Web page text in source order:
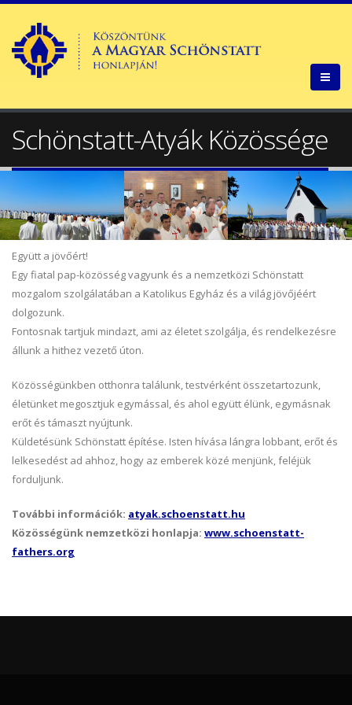
Schönstatt-Atyák Közössége
Együtt a jövőért!
Egy fiatal pap-közösség vagyunk és a nemzetközi Schönstatt
mozgalom szolgálatában a Katolikus Egyház és a világ jövőjéért
dolgozunk.
Fontosnak tartjuk mindazt, ami az életet szolgálja, és rendelkezésre
állunk a hithez vezető úton.
Közösségünkben otthonra találunk, testvérként összetartozunk,
életünket megosztjuk egymással, és ahol együtt élünk, egymásnak
erőt és támaszt nyújtunk.
Küldetésünk Schönstatt építése. Isten hívása lángra lobbant, erőt és
lelkesedést ad ahhoz, hogy az emberek közé menjünk, feléjük
forduljunk.
További információk: atyak.schoenstatt.hu
Közösségünk nemzetközi honlapja: www.schoenstatt-
fathers.org